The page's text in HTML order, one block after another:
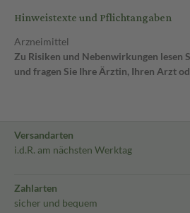
Hinweistexte und Pflichtangaben
Arzneimittel
Zu Risiken und Nebenwirkungen lesen
und fragen Sie Ihre Ärztin, Ihren Arzt
Versandarten
i.d.R. am nächsten Werktag
Zahlarten
sicher und bequem